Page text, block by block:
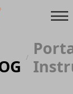
/